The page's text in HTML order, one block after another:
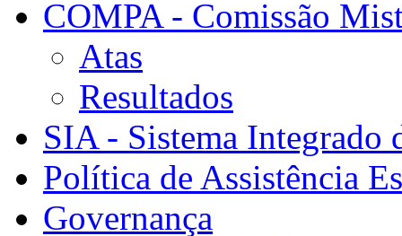
COMPA - Comissão
Atas
Resultados
SIA - Sistema Integrado
Política de Assistência
Governança